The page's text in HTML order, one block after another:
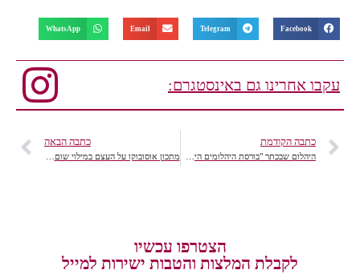
Facebook
Telegram
Email
WhatsApp
עקבו אחרינו גם באינסטגרם:
כתבה הקודמת כתבה הבאה
הצטרפו עכשיו
לקבלת המלצות והטבות ישירות למייל